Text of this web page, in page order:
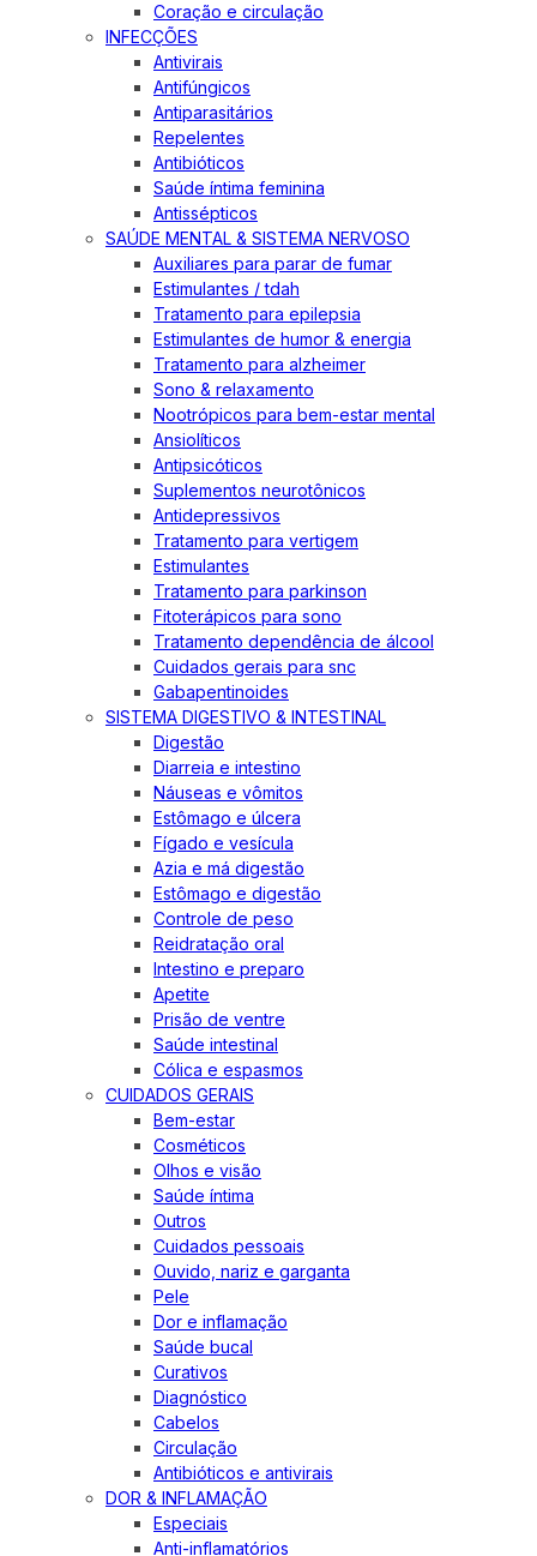
Coração e circulação
INFECÇÕES
Antivirais
Antifúngicos
Antiparasitários
Repelentes
Antibióticos
Saúde íntima feminina
Antissépticos
SAÚDE MENTAL & SISTEMA NERVOSO
Auxiliares para parar de fumar
Estimulantes / tdah
Tratamento para epilepsia
Estimulantes de humor & energia
Tratamento para alzheimer
Sono & relaxamento
Nootrópicos para bem-estar mental
Ansiolíticos
Antipsicóticos
Suplementos neurotônicos
Antidepressivos
Tratamento para vertigem
Estimulantes
Tratamento para parkinson
Fitoterápicos para sono
Tratamento dependência de álcool
Cuidados gerais para snc
Gabapentinoides
SISTEMA DIGESTIVO & INTESTINAL
Digestão
Diarreia e intestino
Náuseas e vômitos
Estômago e úlcera
Fígado e vesícula
Azia e má digestão
Estômago e digestão
Controle de peso
Reidratação oral
Intestino e preparo
Apetite
Prisão de ventre
Saúde intestinal
Cólica e espasmos
CUIDADOS GERAIS
Bem-estar
Cosméticos
Olhos e visão
Saúde íntima
Outros
Cuidados pessoais
Ouvido, nariz e garganta
Pele
Dor e inflamação
Saúde bucal
Curativos
Diagnóstico
Cabelos
Circulação
Antibióticos e antivirais
DOR & INFLAMAÇÃO
Especiais
Anti-inflamatórios